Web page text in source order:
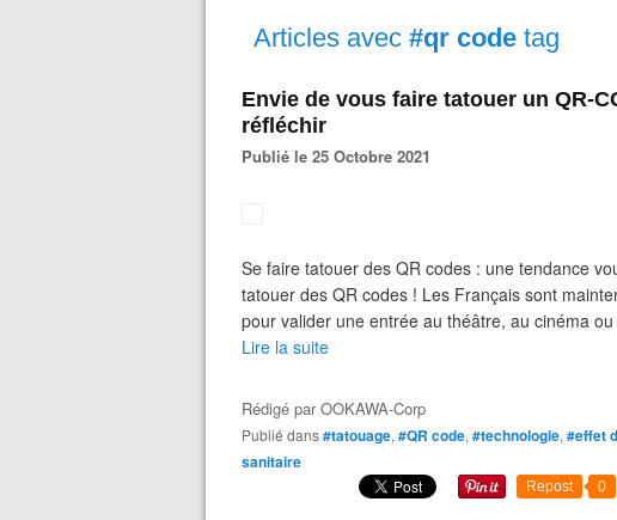
Articles avec #qr code tag
Envie de vous faire tatouer un QR-
réfléchir
Publié le 25 Octobre 2021
Se faire tatouer des QR codes : une tendance
tatouer des QR codes ! Les Français sont
pour valider une entrée au théâtre, au cinéma
Lire la suite
Rédigé parOOKAWA-Corp
Publié dans#tatouage, #QR code, #technologie, #effet
sanitaire
Repost 0